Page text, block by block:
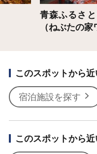
青森ふるさ
（ねぶたの家
このスポットから
宿泊施設を探す
このスポットから